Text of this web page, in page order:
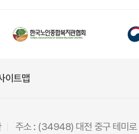
이트맵
주소 : (34948) 대전 중구 테미